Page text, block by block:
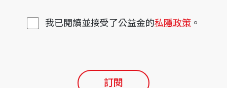
我已閱讀並接受了公益金的私隱政策 。
訂閱